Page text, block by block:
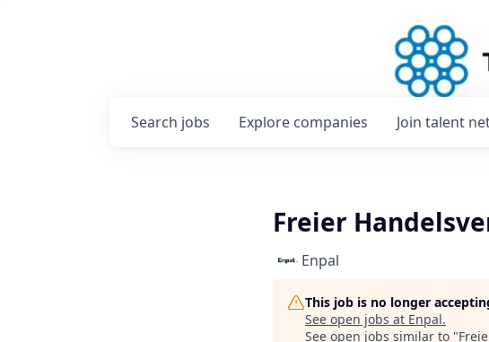
Search jobs Explore companies Join talent
Freier
Enpal
This job is no longer
See open jobs at Enpal.
See open jobs similar to "